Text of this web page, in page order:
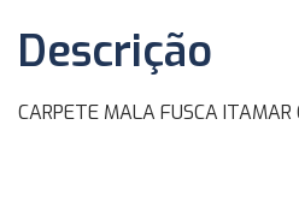
Descrição
CARPETE MALA FUSCA ITAMAR